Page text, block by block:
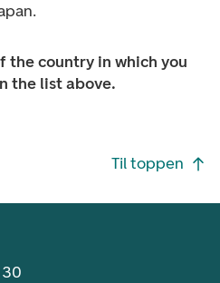
the country in which you
the list above.
Til toppen